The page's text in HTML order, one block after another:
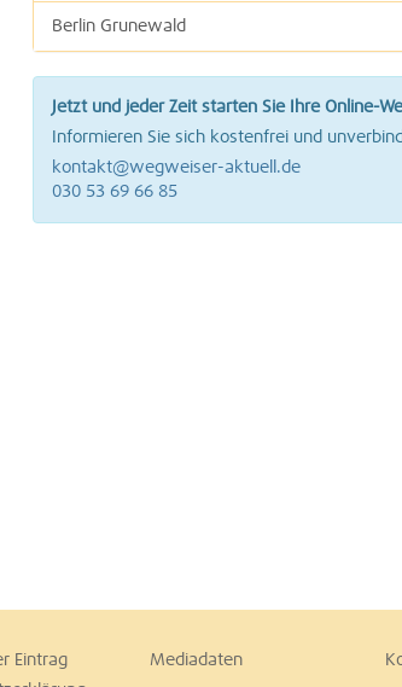
Berlin Grunewald
Berlin Staaken
Berlin Westend
Jetzt und jeder Zeit starten Sie Ihre Online-
Informieren Sie sich kostenfrei und
kontakt@wegweiser-aktuell.de
030 53 69 66 85
Eintrag Mediadaten